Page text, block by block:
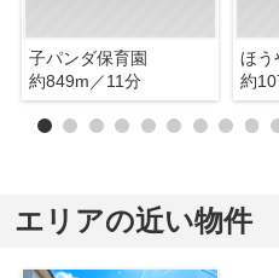
子パンダ保育園
約849m／11分
ほう
約
エリアの近い物件